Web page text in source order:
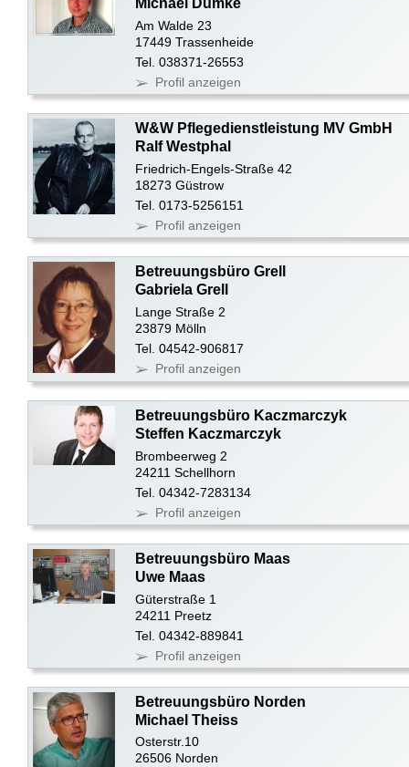
Michael Dumke
Am Walde 23
17449 Trassenheide
Tel. 038371-26553
Profil anzeigen
W&W Pflegedienstleistung MV GmbH
Ralf Westphal
Friedrich-Engels-Straße 42
18273 Güstrow
Tel. 0173-5256151
Profil anzeigen
Betreuungsbüro Grell
Gabriela Grell
Lange Straße 2
23879 Mölln
Tel. 04542-906817
Profil anzeigen
Betreuungsbüro Kaczmarczyk
Steffen Kaczmarczyk
Brombeerweg 2
24211 Schellhorn
Tel. 04342-7283134
Profil anzeigen
Betreuungsbüro Maas
Uwe Maas
Güterstraße 1
24211 Preetz
Tel. 04342-889841
Profil anzeigen
Betreuungsbüro Norden
Michael Theiss
Osterstr.10
26506 Norden